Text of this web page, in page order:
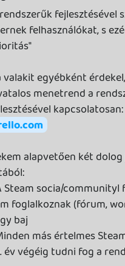
2019.04.15 07:28:45 #039un
Troopers gondolatért egy Nobel-
simán járna. Nyilván hosszútávon
ki a jótékony hatását.
net hozzáférést és kommentelő
aki lehúzta a szolgálatát.
TÖBBRT TUDNI?
reggel a vonaton el is fogyasztom